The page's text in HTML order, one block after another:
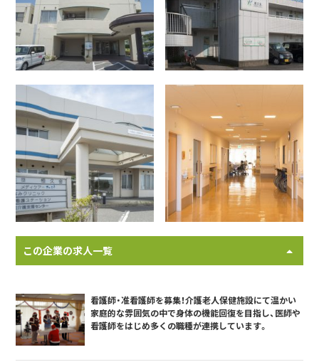
この企業の求人一覧
看護師・准看護師を募集！介護老人保健施設にて温かい
家庭的な雰囲気の中で身体の機能回復を目指し、医師や
看護師をはじめ多くの職種が連携しています。